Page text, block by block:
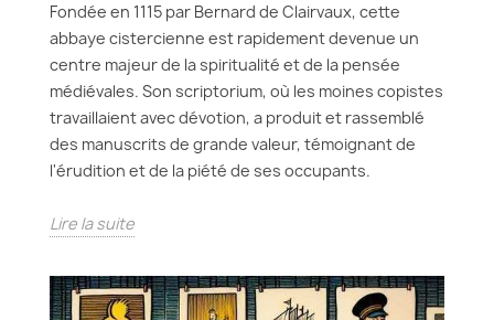
Fondée en 1115 par Bernard de Clairvaux, cette
abbaye cistercienne est rapidement devenue un
centre majeur de la spiritualité et de la pensée
médiévales. Son scriptorium, où les moines copistes
travaillaient avec dévotion, a produit et rassemblé
des manuscrits de grande valeur, témoignant de
l'érudition et de la piété de ses occupants.
Lire la suite